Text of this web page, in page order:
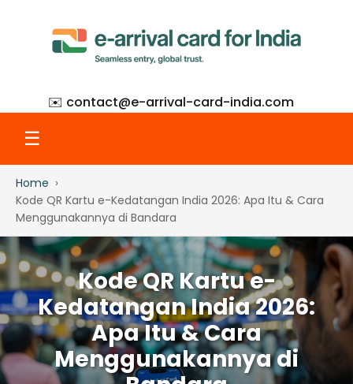
✉️ contact@e-arrival-card-india.com
☰
Home
What Is eAC
How to Apply
Step-by-Step with Screenshots
Requirements
Home
Kode QR Kartu e-Kedatangan India 2026: Apa Itu & Cara
Menggunakannya di Bandara
Kode QR Kartu e-
Kedatangan India 2026:
Apa Itu & Cara
Menggunakannya di